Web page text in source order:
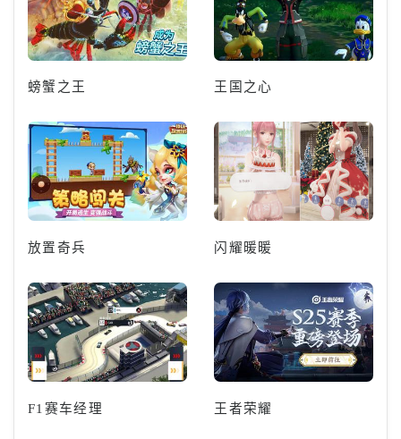
螃蟹之王 王国之心
放置奇兵 闪耀暖暖
F1赛车经理 王者荣耀